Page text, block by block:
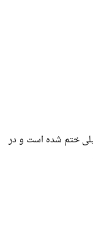
ختم شده است و در